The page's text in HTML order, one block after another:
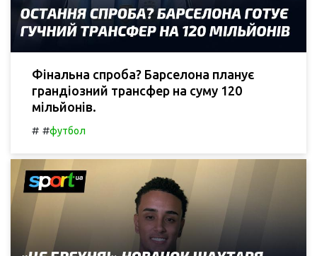
Фінальна спроба? Барселона планує
грандіозний трансфер на суму 120
мільйонів.
# #футбол